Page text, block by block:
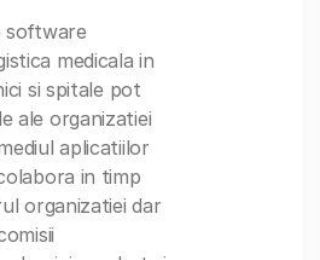
software
medicala in
si spitale pot
ale organizatiei
aplicatiilor
in timp
organizatiei dar